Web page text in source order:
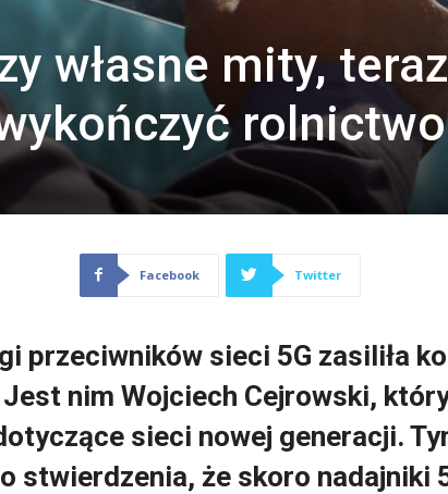
własne mity, teraz
rolnictwo
Facebook Twitter
przeciwników sieci 5G zasiliła
nim Wojciech Cejrowski,
sieci nowej generacji.
stwierdzenia, że skoro nadajniki